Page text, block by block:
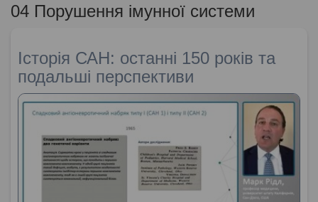
04 Порушення імунної системи
Історія САН: останні 150 років та
подальші перспективи